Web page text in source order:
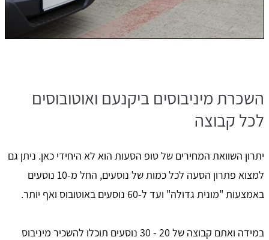
השכרת מיניבוסים ביקנעם ואוטובוסים
לכל קבוצה
יתרון השוואת המחירים של טופ הסעות הוא לא היחידי כאן. ניתן גם
למצוא פתרון הסעה לכל כמות של נוסעים, החל מ-10 נוסעים
באמצעות "מונית גדולה" ועד ל-60 נוסעים באוטובוס ואף יותר.
במידה ואתם קבוצה של 20 - 30 נוסעים תוכלו להשכיר מיניבוס